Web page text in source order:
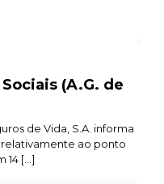
(A.G. de
de Vida, S.A. informa
ao ponto
14 […]